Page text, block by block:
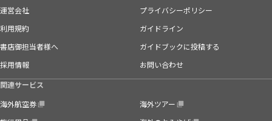
運営会社
プライバシーポリシー
利用規約
ガイドライン
書店御担当者様へ
ガイドブックに投稿する
採用情報
お問い合わせ
関連サービス
海外航空券
海外ツアー